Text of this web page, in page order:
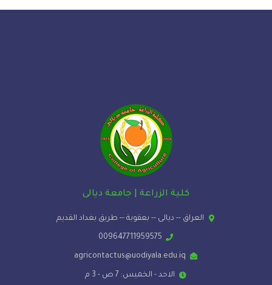
كلية الزراعة | جامعة ديالى
العراق -- ديالى -- بعقوبة -- طريق بغداد القديم
009647711959575
agricontactus@uodiyala.edu.iq
الاحد - الخميس: 7 ص - 3 م